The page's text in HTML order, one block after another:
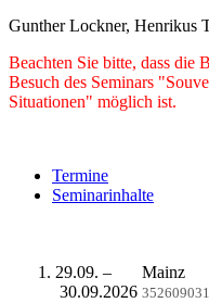
Gunther Lockner, Henrikus
Beachten Sie bitte, dass die
Besuch des Seminars
Situationen" möglich ist.
Termine
Seminarinhalte
29.09. –
30.09.2026
Mainz
352609031